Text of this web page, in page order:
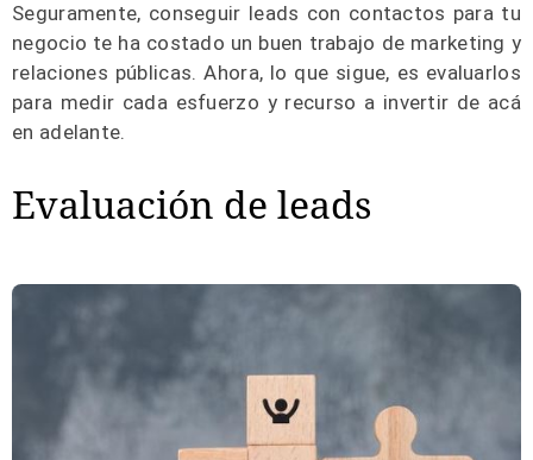
Seguramente, conseguir leads con contactos para tu
negocio te ha costado un buen trabajo de marketing y
relaciones públicas. Ahora, lo que sigue, es evaluarlos
para medir cada esfuerzo y recurso a invertir de acá
en adelante.
Evaluación de leads